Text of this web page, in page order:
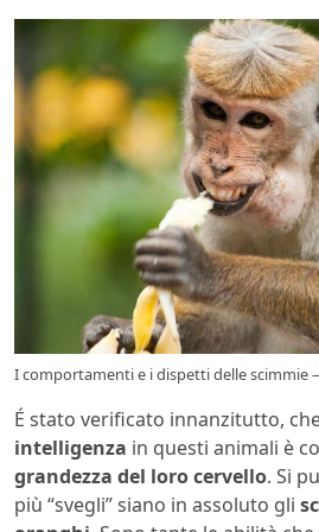
I comportamenti e i dispetti delle scimmie
É stato verificato innanzitutto,
intelligenza in questi animali è
grandezza del loro cervello. Si
più “svegli” siano in assoluto gli